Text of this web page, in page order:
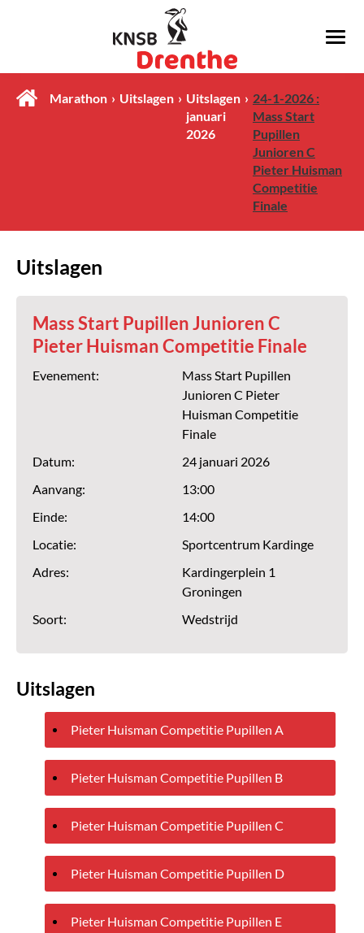
Marathon Uitslagen
Uitslagen
januari
2026
24-1-2026 :
Mass Start
Pupillen
Junioren C
Pieter Huisman
Competitie
Finale
Uitslagen
Mass Start Pupillen Junioren C
Pieter Huisman Competitie Finale
Evenement:
Mass Start Pupillen
Junioren C Pieter
Huisman Competitie
Finale
Datum:
24 januari 2026
Aanvang:
13:00
Einde:
14:00
Locatie:
Sportcentrum Kardinge
Adres:
Kardingerplein 1
Groningen
Soort:
Wedstrijd
Uitslagen
Pieter Huisman Competitie Pupillen A
Pieter Huisman Competitie Pupillen B
Pieter Huisman Competitie Pupillen C
Pieter Huisman Competitie Pupillen D
Pieter Huisman Competitie Pupillen E